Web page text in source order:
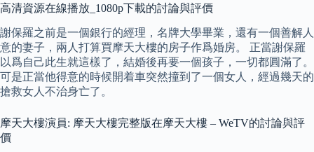
高清資源在線播放_1080p下載的討論與評價
謝保羅之前是一個銀行的經理，名牌大學畢業，還有一個善解人
意的妻子，兩人打算買摩天大樓的房子作爲婚房。 正當謝保羅
以爲自己此生就這樣了，結婚後再要一個孩子，一切都圓滿了。
可是正當他得意的時候開着車突然撞到了一個女人，經過幾天的
搶救女人不治身亡了。
摩天大樓演員: 摩天大樓完整版在摩天大樓 – WeTV的討論與評
價